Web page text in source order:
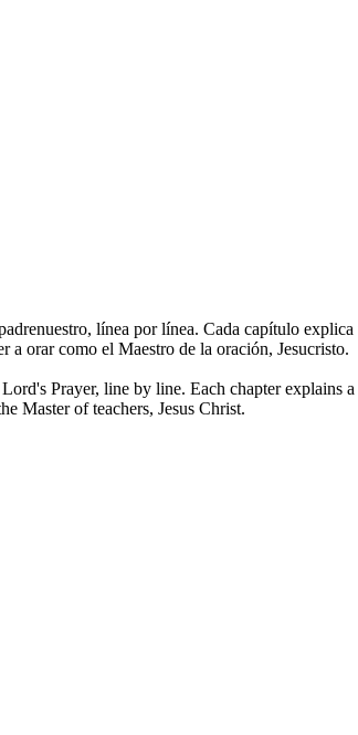
línea por línea. Cada capítulo
a orar como el Maestro de la oración, Jesucristo.
Prayer, line by line. Each chapter explains
Master of teachers, Jesus Christ.